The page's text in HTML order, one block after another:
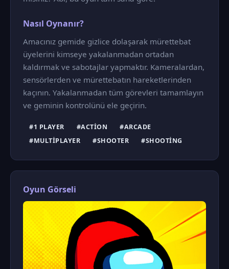
Nasıl Oynanır?
Amacınız gemide gizlice dolaşarak mürettebat
üyelerini kimseye yakalanmadan ortadan
kaldırmak ve sabotajlar yapmaktır. Kameralardan,
sensörlerden ve mürettebatın hareketlerinden
kaçının. Yakalanmadan tüm görevleri tamamlayın
ve geminin kontrolünü ele geçirin.
#1 PLAYER #ACTION
#ARCADE
#MULTIPLAYER
#SHOOTER #SHOOTING
Oyun Görseli